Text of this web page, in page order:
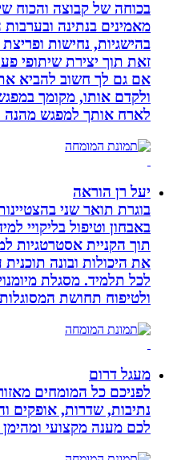
בכוחה של קבוצה והכוח שיש
מאמינים בנתינה ובערבות
בהישגיות, נחישות ופריצת
זאת תוך יצירת שיתופי פעולה
אם גם לך חשוב להביא את
ולקדם אותו, מקומך במפגש
לארח אותך למפגש מהנה עם
יעל רן הוראה
בוגרת תואר שני בהצטיינות
באבחון וטיפול בליקויי למידה.
תוך הקניית אסטרטגיות
את היכולות ובונה תוכנית
לכל תלמיד. מסגלת מיומנויות
ולטיפוח תחושת המסוגלות.
מעגל דרום
לפניכם כל המומחים מאזור
נתיבות, שדרות, אופקים
לכם מענה מקצועי ומהימן